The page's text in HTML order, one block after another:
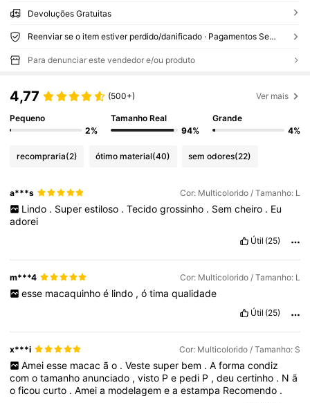
Devoluções Gratuitas
Reenviar se o item estiver perdido/danificado · Pagamentos Seguros · Proteção de privacidade
Para denunciar este vendedor e/ou produto
4,77 (500+) Ver mais
Pequeno
2%
Tamanho Real
94%
Grande
4%
recompraria(2) ótimo material(40) sem odores(22)
a***s Cor: Multicolorido / Tamanho: L
Lindo . Super estiloso . Tecido grossinho . Sem cheiro . Eu
adorei
Útil (25)
m***4 Cor: Multicolorido / Tamanho: L
esse macaquinho é lindo , ó tima qualidade
Útil (25)
x***i Cor: Multicolorido / Tamanho: S
Amei esse macac ã o . Veste super bem . A forma condiz
comotamanhoanunciado ,visto Pe pedi P ,deucertinho . Nã
oficoucurto .Ameia modelagemeaestampa Recomendo .